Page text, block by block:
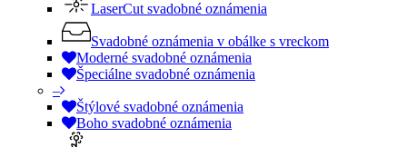
LaserCut svadobné oznámenia
Svadobné oznámenia v obálke s vreckom
Moderné svadobné oznámenia
Špeciálne svadobné oznámenia
–
Štýlové svadobné oznámenia
Boho svadobné oznámenia